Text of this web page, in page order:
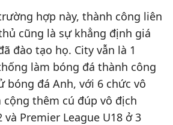
hợp này, thành công liên
cũng là sự khẳng định giá
đào tạo họ. City vẫn là 1
làm bóng đá thành công
bóng đá Anh, với 6 chức vô
thêm cú đúp vô địch
và Premier League U18 ở 3